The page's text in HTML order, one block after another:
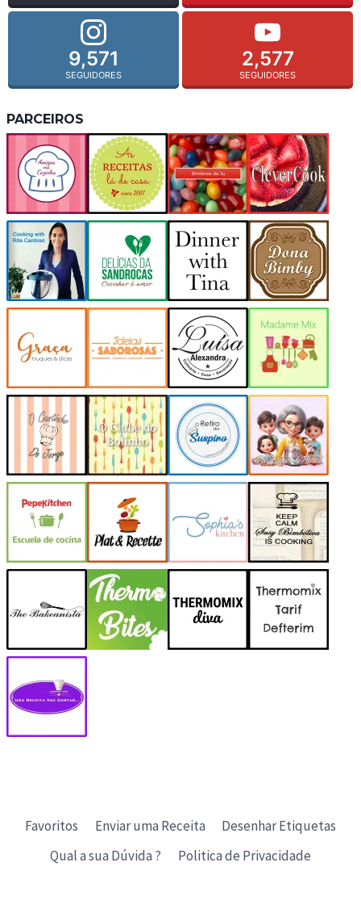
9,571
SEGUIDORES
2,577
SEGUIDORES
PARCEIROS
Favoritos Enviar uma Receita
Desenhar Etiquetas
Qual a sua Dúvida ?
Politica de Privacidade